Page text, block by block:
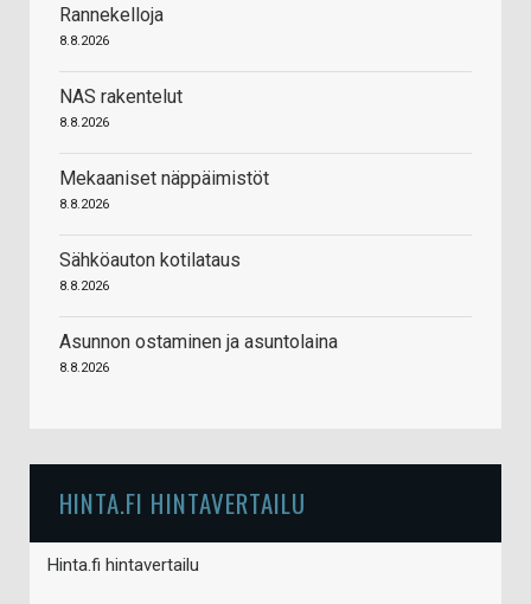
Rannekelloja
8.8.2026
NAS rakentelut
8.8.2026
Mekaaniset näppäimistöt
8.8.2026
Sähköauton kotilataus
8.8.2026
Asunnon ostaminen ja asuntolaina
8.8.2026
HINTA.FI HINTAVERTAILU
Hinta.fi hintavertailu